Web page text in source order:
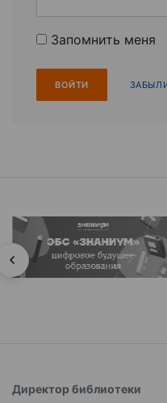
Запомнить меня
Директор библиотеки